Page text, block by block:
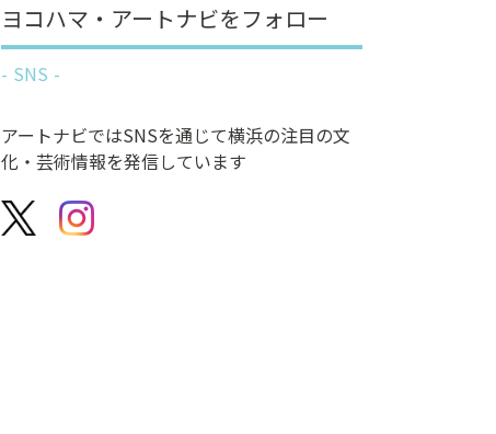
ヨコハマ・アートナビをフォロー
SNS
アートナビではSNSを通じて横浜の注目の文
化・芸術情報を発信しています